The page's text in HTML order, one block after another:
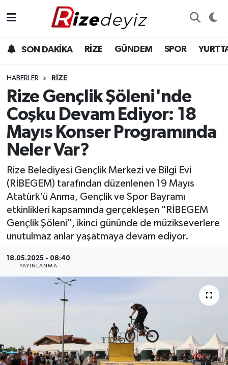
SON DAKİKA RİZE GÜNDEM SPOR
HABERLER RIZE
Rize Gençlik Şöleni'nde
Coşku Devam Ediyor: 18
Mayıs Konser Programında
Neler Var?
Rize Belediyesi Gençlik Merkezi ve Bilgi Evi
(RİBEGEM) tarafından düzenlenen 19 Mayıs
Atatürk'ü Anma, Gençlik ve Spor Bayramı
etkinlikleri kapsamında gerçekleşen "RİBEGEM
Gençlik Şöleni", ikinci gününde de müzikseverlere
unutulmaz anlar yaşatmaya devam ediyor.
18.05.2025 - 08:40
YAYINLANMA
Gündem
Yurttan Haberler
Ekonomi
Teknoloji
Sağlık
Rize Hava Durumu
Rize Trafik Yoğunluk Haritası
Süper Lig Puan Durumu ve Fikstür
Tüm Manşetler
Son Dakika Haberleri
Haber Arşivi